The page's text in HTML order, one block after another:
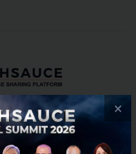
5375
4658-9500
×